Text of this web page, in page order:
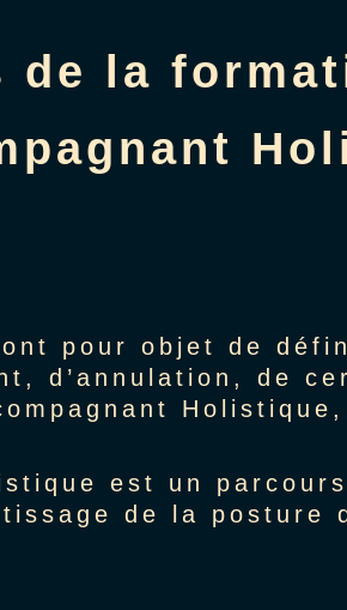
de la
pour objet de
d’annulation, de
Holistique,
est un
de la posture